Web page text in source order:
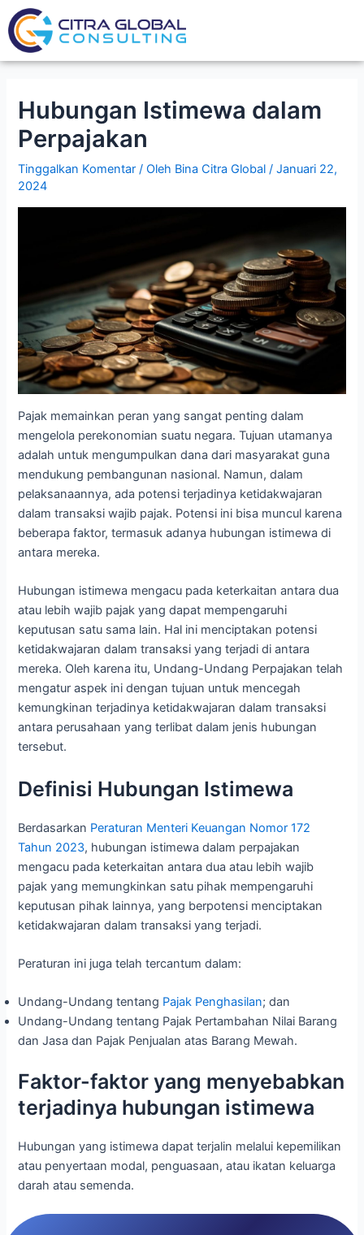
Lewati
ke
konten
Hubungan Istimewa dalam
Perpajakan
Tinggalkan Komentar / Oleh Bina Citra Global/Januari 22,
2024
Pajak memainkan peran yang sangat penting dalam
mengelola perekonomian suatu negara. Tujuan utamanya
adalah untuk mengumpulkan dana dari masyarakat guna
mendukung pembangunan nasional. Namun, dalam
pelaksanaannya, ada potensi terjadinya ketidakwajaran
dalam transaksi wajib pajak. Potensi ini bisa muncul karena
beberapa faktor, termasuk adanya hubungan istimewa di
antara mereka.
Hubungan istimewa mengacu pada keterkaitan antara dua
atau lebih wajib pajak yang dapat mempengaruhi
keputusan satu sama lain. Hal ini menciptakan potensi
ketidakwajaran dalam transaksi yang terjadi di antara
mereka. Oleh karena itu, Undang-Undang Perpajakan telah
mengatur aspek ini dengan tujuan untuk mencegah
kemungkinan terjadinya ketidakwajaran dalam transaksi
antara perusahaan yang terlibat dalam jenis hubungan
tersebut.
Definisi Hubungan Istimewa
Berdasarkan Peraturan Menteri Keuangan Nomor 172
Tahun 2023, hubungan istimewa dalam perpajakan
mengacu pada keterkaitan antara dua atau lebih wajib
pajak yang memungkinkan satu pihak mempengaruhi
keputusan pihak lainnya, yang berpotensi menciptakan
ketidakwajaran dalam transaksi yang terjadi.
Peraturan ini juga telah tercantum dalam:
Undang-Undang tentang Pajak Penghasilan; dan
Undang-Undang tentang Pajak Pertambahan Nilai Barang
dan Jasa dan Pajak Penjualan atas Barang Mewah.
Faktor-faktor yang menyebabkan
terjadinya hubungan istimewa
Hubungan yang istimewa dapat terjalin melalui kepemilikan
atau penyertaan modal, penguasaan, atau ikatan keluarga
darah atau semenda.
Post
navigation